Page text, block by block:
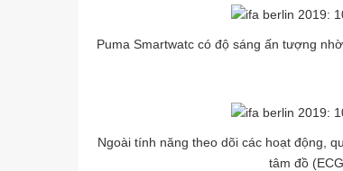
Puma Smartwatc có độ sáng ấn tượng
Ngoài tính năng theo dõi các hoạt động,
tâm đồ